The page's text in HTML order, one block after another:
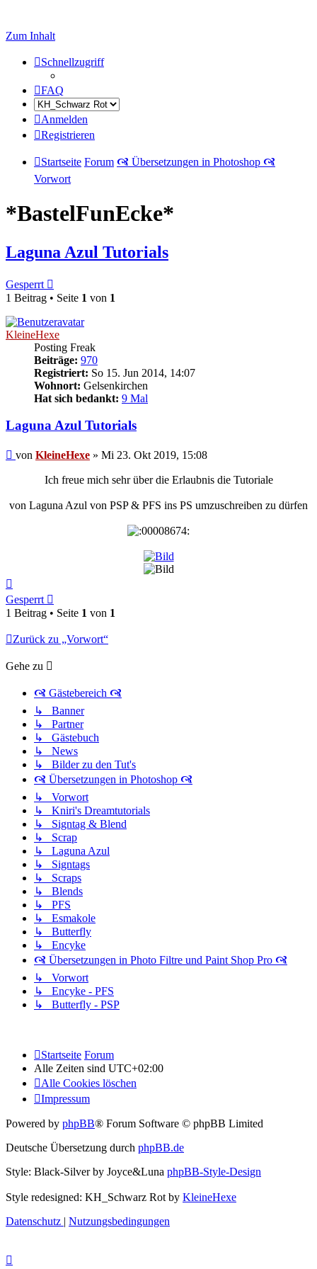
Zum Inhalt
Schnellzugriff
FAQ
Anmelden
Registrieren
Startseite Forum 🙧 Übersetzungen in Photoshop 🙧
Vorwort
*BastelFunEcke*
Laguna Azul Tutorials
Gesperrt
1 Beitrag • Seite 1 von 1
KleineHexe
Posting Freak
Beiträge: 970
Registriert: So 15. Jun 2014, 14:07
Wohnort: Gelsenkirchen
Hat sich bedankt: 9 Mal
Laguna Azul Tutorials
Beitrag
von KleineHexe » Mi 23. Okt 2019, 15:08
Ich freue mich sehr über die Erlaubnis die Tutoriale
von Laguna Azul von PSP & PFS ins PS umzuschreiben zu dürfen
:
oben
Gesperrt
1 Beitrag • Seite 1 von 1
Zurück zu „Vorwort“
Gehe zu
🙧 Gästebereich 🙧
↳ Banner
↳ Partner
↳ Gästebuch
↳ News
↳ Bilder zu den Tut's
🙧 Übersetzungen in Photoshop 🙧
↳ Vorwort
↳ Kniri's Dreamtutorials
↳ Signtag & Blend
↳ Scrap
↳ Laguna Azul
↳ Signtags
↳ Scraps
↳ Blends
↳ PFS
↳ Esmakole
↳ Butterfly
↳ Encyke
🙧 Übersetzungen in Photo Filtre und Paint Shop Pro 🙧
↳ Vorwort
↳ Encyke - PFS
↳ Butterfly - PSP
Startseite Forum
Alle Zeiten sind UTC+02:00
Alle Cookies löschen
Impressum
Powered by phpBB® Forum Software © phpBB Limited
Deutsche Übersetzung durch phpBB.de
Style: Black-Silver by Joyce&Luna phpBB-Style-Design
Style redesigned: KH_Schwarz Rot by KleineHexe
Datenschutz | Nutzungsbedingungen